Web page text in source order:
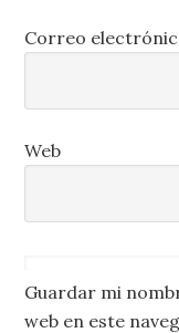
Correo
Web
Guardar mi
web en este